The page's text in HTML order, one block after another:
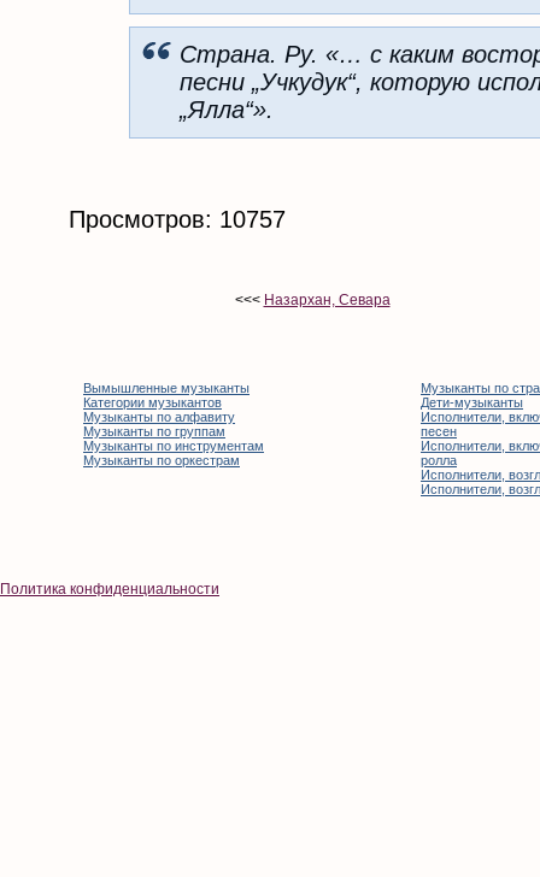
Страна. Ру. «… с каким
песни „Учкудук“, которую
„Ялла“».
Просмотров: 10757
<<< Назархан, Севара
Вымышленные музыканты
Категории музыкантов
Музыканты по алфавиту
Музыканты по группам
Музыканты по инструментам
Музыканты по оркестрам
Музыканты по
Дети-музыканты
Исполнители,
песен
Исполнители,
ролла
Исполнители,
Исполнители,
Политика конфиденциальности